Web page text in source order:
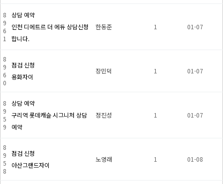
8
9
6
1
상담 예약
인천 디에트르 더 에듀 상담신청
합니다.
한동준 1 01-07
8
9
6
0
점검 신청
용화자이
장민덕 1 01-07
8
9
5
9
상담 예약
구리역 롯데캐슬 시그니처 상담
예약
정진성 1 01-07
8
9
5
8
점검 신청
아산그랜드자이
노영래 1 01-08